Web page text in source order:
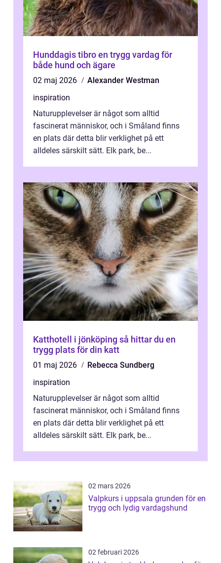
Hunddagis tibro en trygg vardag för
både hund och ägare
02 maj 2026
Alexander Westman
inspiration
Naturupplevelser är något som alltid
fascinerat människor, och i Småland finns
en plats där detta blir verklighet på ett
alldeles särskilt sätt. Elk park, be...
Katthotell i jönköping så hittar du en
trygg plats för din katt
01 maj 2026
Rebecca Sundberg
inspiration
Naturupplevelser är något som alltid
fascinerat människor, och i Småland finns
en plats där detta blir verklighet på ett
alldeles särskilt sätt. Elk park, be...
02 mars 2026
Valpkurs i uppsala grunden för en
trygg och lydig vardagshund
02 februari 2026